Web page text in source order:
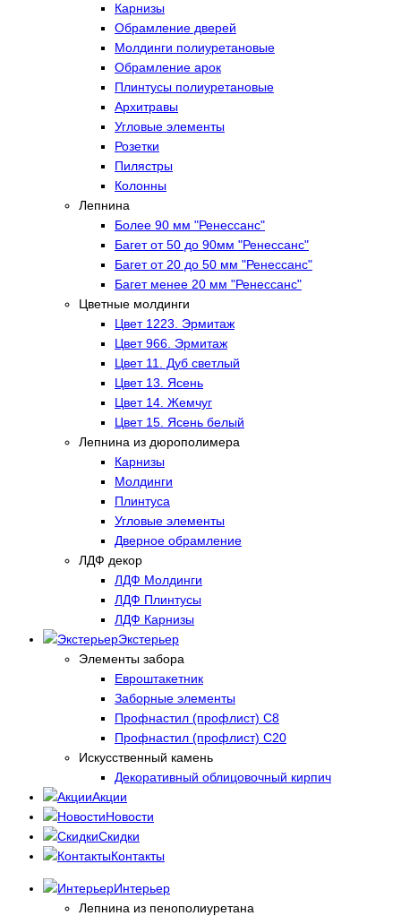
Карнизы
Обрамление дверей
Молдинги полиуретановые
Обрамление арок
Плинтусы полиуретановые
Архитравы
Угловые элементы
Розетки
Пилястры
Колонны
Лепнина
Более 90 мм "Ренессанс"
Багет от 50 до 90мм "Ренессанс"
Багет от 20 до 50 мм "Ренессанс"
Багет менее 20 мм "Ренессанс"
Цветные молдинги
Цвет 1223. Эрмитаж
Цвет 966. Эрмитаж
Цвет 11. Дуб светлый
Цвет 13. Ясень
Цвет 14. Жемчуг
Цвет 15. Ясень белый
Лепнина из дюрополимера
Карнизы
Молдинги
Плинтуса
Угловые элементы
Дверное обрамление
ЛДФ декор
ЛДФ Молдинги
ЛДФ Плинтусы
ЛДФ Карнизы
Экстерьер
Элементы забора
Евроштакетник
Заборные элементы
Профнастил (профлист) С8
Профнастил (профлист) С20
Искусственный камень
Декоративный облицовочный кирпич
Акции
Новости
Скидки
Контакты
Интерьер
Лепнина из пенополиуретана